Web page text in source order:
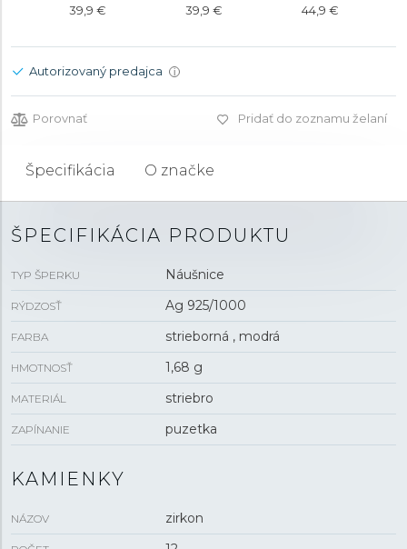
39,9 € 39,9 € 44,9 €
Autorizovaný predajca i
Porovnať Pridať do zoznamu želaní
Špecifikácia O značke
ŠPECIFIKÁCIA PRODUKTU
TYP ŠPERKU Náušnice
RÝDZOSŤ Ag 925/1000
FARBA strieborná , modrá
HMOTNOSŤ 1,68 g
MATERIÁL striebro
ZAPÍNANIE puzetka
KAMIENKY
NÁZOV zirkon